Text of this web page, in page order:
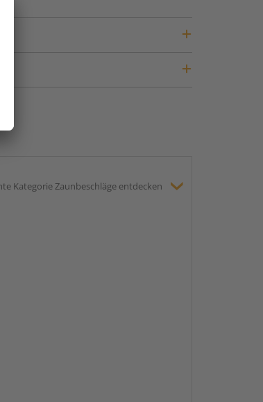
Kategorie Zaunbeschläge entdecken